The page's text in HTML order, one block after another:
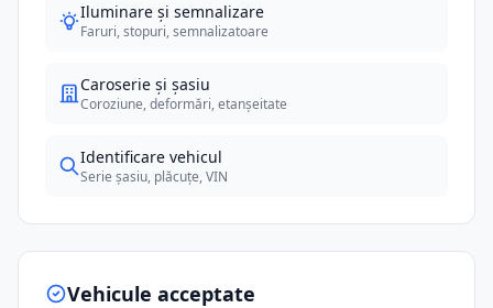
Iluminare și semnalizare
Faruri, stopuri, semnalizatoare
Caroserie și șasiu
Coroziune, deformări, etanșeitate
Identificare vehicul
Serie șasiu, plăcuțe, VIN
Vehicule acceptate